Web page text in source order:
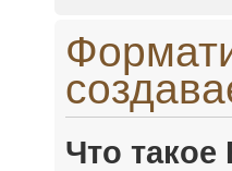
Что такое